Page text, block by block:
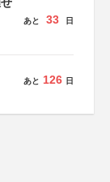
あと 33 日
あと 126 日